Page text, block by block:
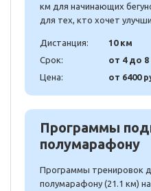
км для начинающих
для тех, кто хочет
Дистанция:
10 км
Срок:
от 4 до
Цена:
от 6400
Программы
полумарафону
Программы тренировок
полумарафону (21.1 км)